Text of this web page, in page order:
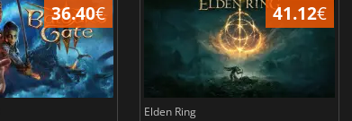
36.40€ 41.12€
Elden Ring